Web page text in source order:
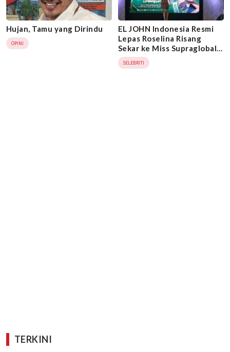
Hujan, Tamu yang Dirindu
OPINI
EL JOHN Indonesia Resmi
Lepas Roselina Risang
Sekar ke Miss Supraglobal
2026 di India
SELEBRITI
TERKINI